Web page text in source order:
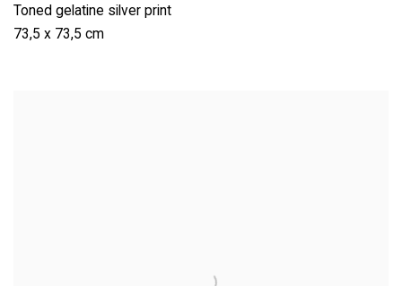
Toned gelatine silver print
73,5 x 73,5 cm